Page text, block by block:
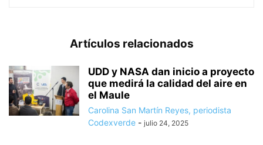
Artículos relacionados
UDD y NASA dan inicio a proyecto
que medirá la calidad del aire en
el Maule
Carolina San Martín Reyes, periodista
Codexverde - julio 24, 2025